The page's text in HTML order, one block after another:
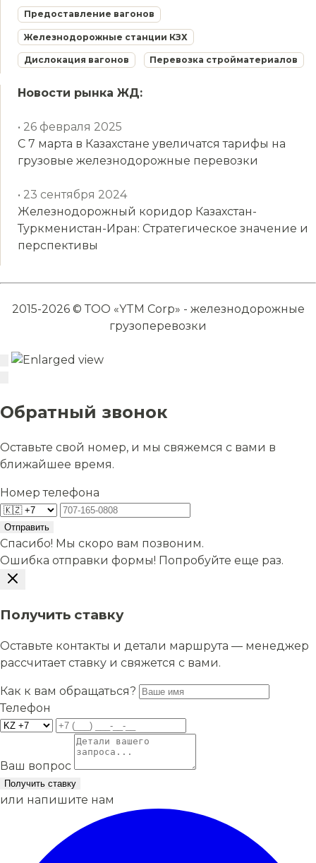
Предоставление вагонов
Железнодорожные станции КЗХ
Дислокация вагонов Перевозка стройматериалов
Новости рынка ЖД:
• 26 февраля 2025
С 7 марта в Казахстане увеличатся тарифы на
грузовые железнодорожные перевозки
• 23 сентября 2024
Железнодорожный коридор Казахстан-
Туркменистан-Иран: Стратегическое значение и
перспективы
2015-2026 © ТОО «YTM Corp» - железнодорожные
грузоперевозки
Обратный звонок
Оставьте свой номер, и мы свяжемся с вами в
ближайшее время.
Номер телефона
Отправить
Спасибо! Мы скоро вам позвоним.
Ошибка отправки формы! Попробуйте еще раз.
Получить ставку
Оставьте контакты и детали маршрута — менеджер
рассчитает ставку и свяжется с вами.
Как к вам обращаться?
Телефон
Ваш вопрос
Получить ставку
или напишите нам